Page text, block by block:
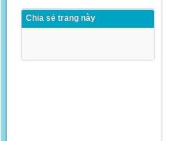
Chia sẻ trang này